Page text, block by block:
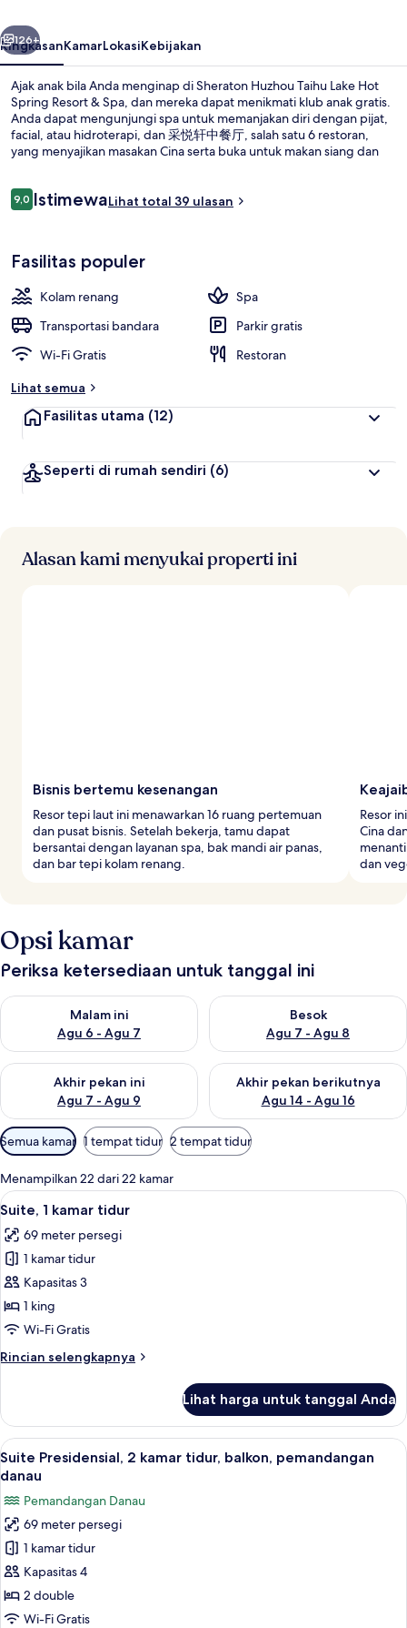
Spring
Resort
&
Spa
Berikutnya
126+
RingkasanKamarLokasiKebijakan
Ajak anak bila Anda menginap di Sheraton Huzhou Taihu Lake Hot
Spring Resort & Spa, dan mereka dapat menikmati klub anak gratis.
Anda dapat mengunjungi spa untuk memanjakan diri dengan pijat,
facial, atau hidroterapi, dan 采悦轩中餐厅, salah satu 6 restoran,
yang menyajikan masakan Cina serta buka untuk makan siang dan
Ulasan
9,09,0 dari 10
IstimewaLihat total 39 ulasan
Fasilitas populer
Kolam renang
Spa
Transportasi bandara
Parkir gratis
Wi-Fi Gratis
Restoran
Lihat semua
Fasilitas utama (12)
Seperti di rumah sendiri (6)
Alasan kami menyukai properti ini
Bisnis bertemu kesenangan
Resor tepi laut ini menawarkan 16 ruang pertemuan
dan pusat bisnis. Setelah bekerja, tamu dapat
bersantai dengan layanan spa, bak mandi air panas,
dan bar tepi kolam renang.
Resor
Cina
dan
Opsi kamar
Periksa ketersediaan untuk tanggal ini
Malam ini
Agu 6 - Agu 7
Periksa ketersediaan untuk malam ini Agu 6 - Agu 7
Besok
Agu 7 - Agu 8
Periksa ketersediaan untuk
Akhir pekan ini
Agu 7 - Agu 9
Periksa ketersediaan untuk akhir pekan ini Agu 7 - Agu 9
Akhir pekan berikutnya
Agu 14 - Agu 16
Periksa ketersediaan untuk
Filter
tersedia
untuk
kamar
Semua kamar 1 tempat tidur 2 tempat tidur
Menampilkan 22 dari 22 kamar
Lihat
semua
foto
untuk
Suite,
1
kamar
Suite, 1 kamar tidur | Seprai
9
Suite, 1 kamar tidur
69 meter persegi
1 kamar tidur
Kapasitas 3
1 king
Wi-Fi Gratis
Rincian selengkapnya
Rincian
Suite,
kamar
tidur
Lihat harga untuk tanggal Anda
Lihat
semua
untuk
Suite
Presidensial,
2
kamar
tidur,
Suite Presidensial, 2 kamar tidur,
9
Suite Presidensial, 2 kamar tidur, balkon, pemandangan
danau
Pemandangan Danau
69 meter persegi
1 kamar tidur
Kapasitas 4
2 double
Wi-Fi Gratis